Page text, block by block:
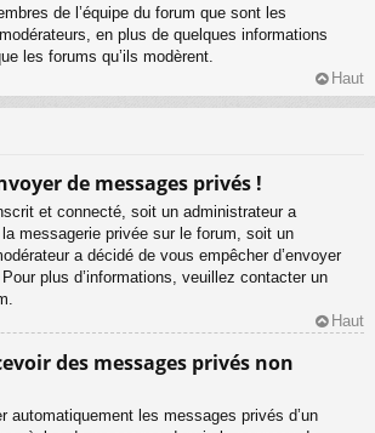
de l’équipe du forum que sont les
en plus de quelques informations
les forums qu’ils modèrent.
Haut
de messages privés !
et connecté, soit un administrateur a
messagerie privée sur le forum, soit un
a décidé de vous empêcher d’envoyer
plus d’informations, veuillez contacter un
Haut
des messages privés non
automatiquement les messages privés d’un